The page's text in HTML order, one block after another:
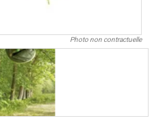
Photo non contractuelle